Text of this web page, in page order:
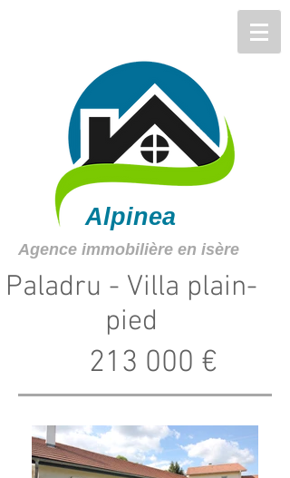
Alpinea
Agence immobilière en isère
Paladru - Villa plain-
pied
213 000 €